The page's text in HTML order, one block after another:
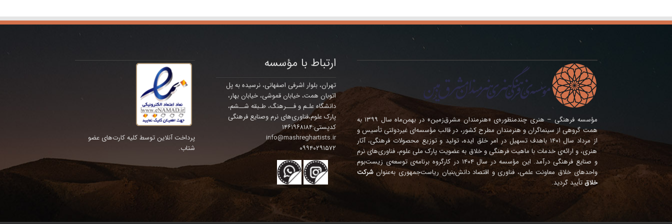
مؤسسه فرهنگی – هنری چندمنظوره‌ی «هنرمندان مشرق‌زمین» در بهمن‌ماه سال ۱۳۹۹ به
همت گروهی از سینماگران و هنرمندان مطرح کشور، در قالب مؤسسه‌ای غیردولتی تأسیس و
از مرداد سال ۱۴۰۱ باهدف تسهیل در امر خلق ایده، تولید و توزیع محصولات فرهنگی، آثار
هنری، و ارائه‌ی خدمات با ماهیت فرهنگی و خلاق به عضویت پارک ملی علوم، فناوری‌های نرم
و صنایع فرهنگی درآمد. این مؤسسه در سال ۱۴۰۴ در کارگروه برنامه‌ی توسعه‌ی زیست‌بوم
واحدهای خلاق معاونت علمی، فناوری و اقتصاد دانش‌بنیان ریاست‌جمهوری به‌عنوانشرکت
خلاقتأیید گردید.
ارتباط با مؤسسه
تهران، بلوار اشرفی اصفهانی، نرسیده به پل
اتوبان همت، خیابان قموشی، خیابان بهار،
دانشگاه علـم و فـــرهنگ، طـبقه شــشم،
پارک علوم،فناوری‌های نرم وصنایع فرهنگی
کدپستی:۱۴۶۱۹۶۸۱۸۴
info@mashreghartists.ir
۰۹۹۴۰۲۹۱۵۷۲
پرداخت آنلاین توسط کلیه کارت‌های عضو
شتاب.